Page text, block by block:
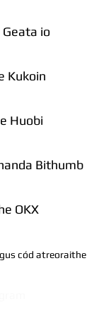
io
Kukoin
Huobi
Bithumb
OKX
cód atreoraithe